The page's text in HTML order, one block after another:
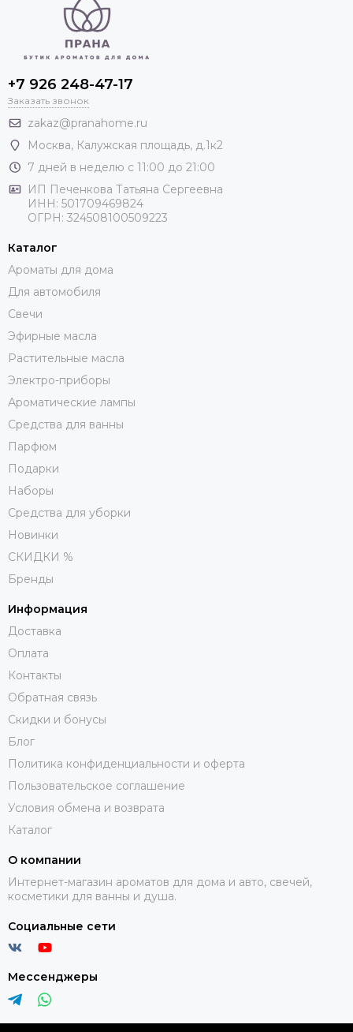
+7 926 248-47-17
Заказать звонок
zakaz@pranahome.ru
Москва, Калужская площадь, д.1к2
7 дней в неделю с 11:00 до 21:00
ИП Печенкова Татьяна Сергеевна
ИНН: 501709469824
ОГРН: 324508100509223
Каталог
Ароматы для дома
Для автомобиля
Свечи
Эфирные масла
Растительные масла
Электро-приборы
Ароматические лампы
Средства для ванны
Парфюм
Подарки
Наборы
Средства для уборки
Новинки
СКИДКИ %
Бренды
Информация
Доставка
Оплата
Контакты
Обратная связь
Скидки и бонусы
Блог
Политика конфиденциальности и оферта
Пользовательское соглашение
Условия обмена и возврата
Каталог
О компании
Интернет-магазин ароматов для дома и авто, свечей,
косметики для ванны и душа.
Социальные сети
Мессенджеры